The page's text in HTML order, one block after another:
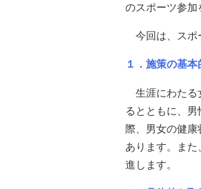
のスポーツ参加
今回は、スポ
１．施策の基
生涯にわたる
るとともに、
際、男女の健
あります。ま
進します。